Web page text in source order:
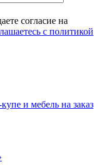
согласие на
c политикой
и мебель на заказ